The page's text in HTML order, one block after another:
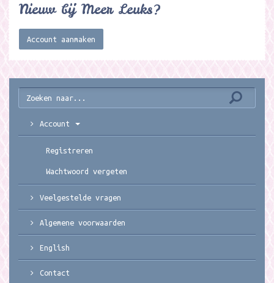
Nieuw bij Meer Leuks?
Account aanmaken
Account
Registreren
Wachtwoord vergeten
Veelgestelde vragen
Algemene voorwaarden
English
Contact